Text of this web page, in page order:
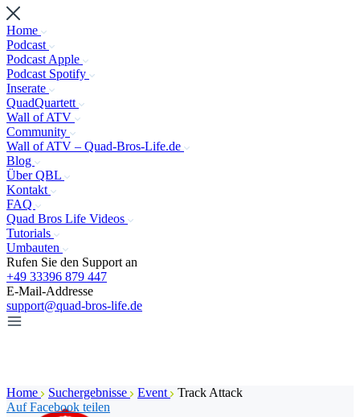
Home
Podcast
Podcast Apple
Podcast Spotify
Inserate
QuadQuartett
Wall of ATV
Community
Wall of ATV – Quad-Bros-Life.de
Blog
Über QBL
Kontakt
FAQ
Quad Bros Life Videos
Tutorials
Umbauten
Rufen Sie den Support an
+49 33396 879 447
E-Mail-Addresse
support@quad-bros-life.de
Home Suchergebnisse Event
Track Attack
Auf Facebook teilen